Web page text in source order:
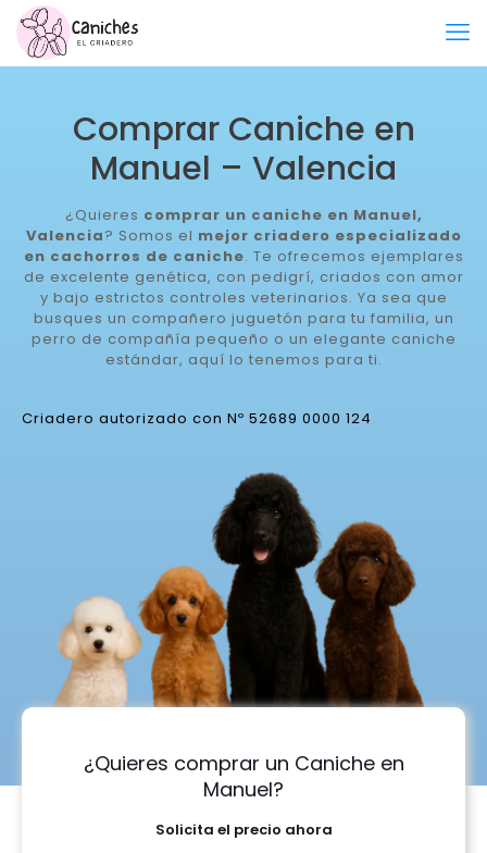
Comprar Caniche en
Manuel – Valencia
¿Quieres comprar un caniche en Manuel,
Valencia? Somos el mejor criadero especializado
en cachorros de caniche. Te ofrecemos ejemplares
de excelente genética, con pedigrí, criados con amor
y bajo estrictos controles veterinarios. Ya sea que
busques un compañero juguetón para tu familia, un
perro de compañía pequeño o un elegante caniche
estándar, aquí lo tenemos para ti.
Criadero autorizado con Nº 52689 0000 124
¿Quieres comprar un Caniche en
Manuel?
Solicita el precio ahora